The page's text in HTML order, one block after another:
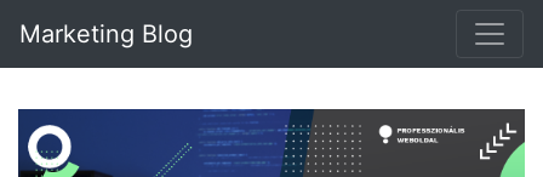
Marketing Blog